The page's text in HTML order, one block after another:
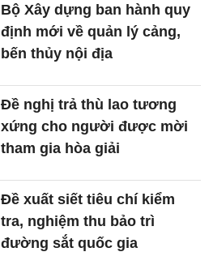
Bộ Xây dựng ban hành quy
định mới về quản lý cảng,
bến thủy nội địa
Đề nghị trả thù lao tương
xứng cho người được mời
tham gia hòa giải
Đề xuất siết tiêu chí kiểm
tra, nghiệm thu bảo trì
đường sắt quốc gia